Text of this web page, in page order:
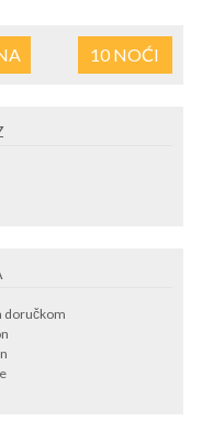
10NOĆI
doručkom